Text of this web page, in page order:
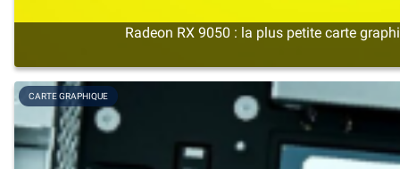
Radeon RX 9050 : la plus petite carte
CARTE GRAPHIQUE